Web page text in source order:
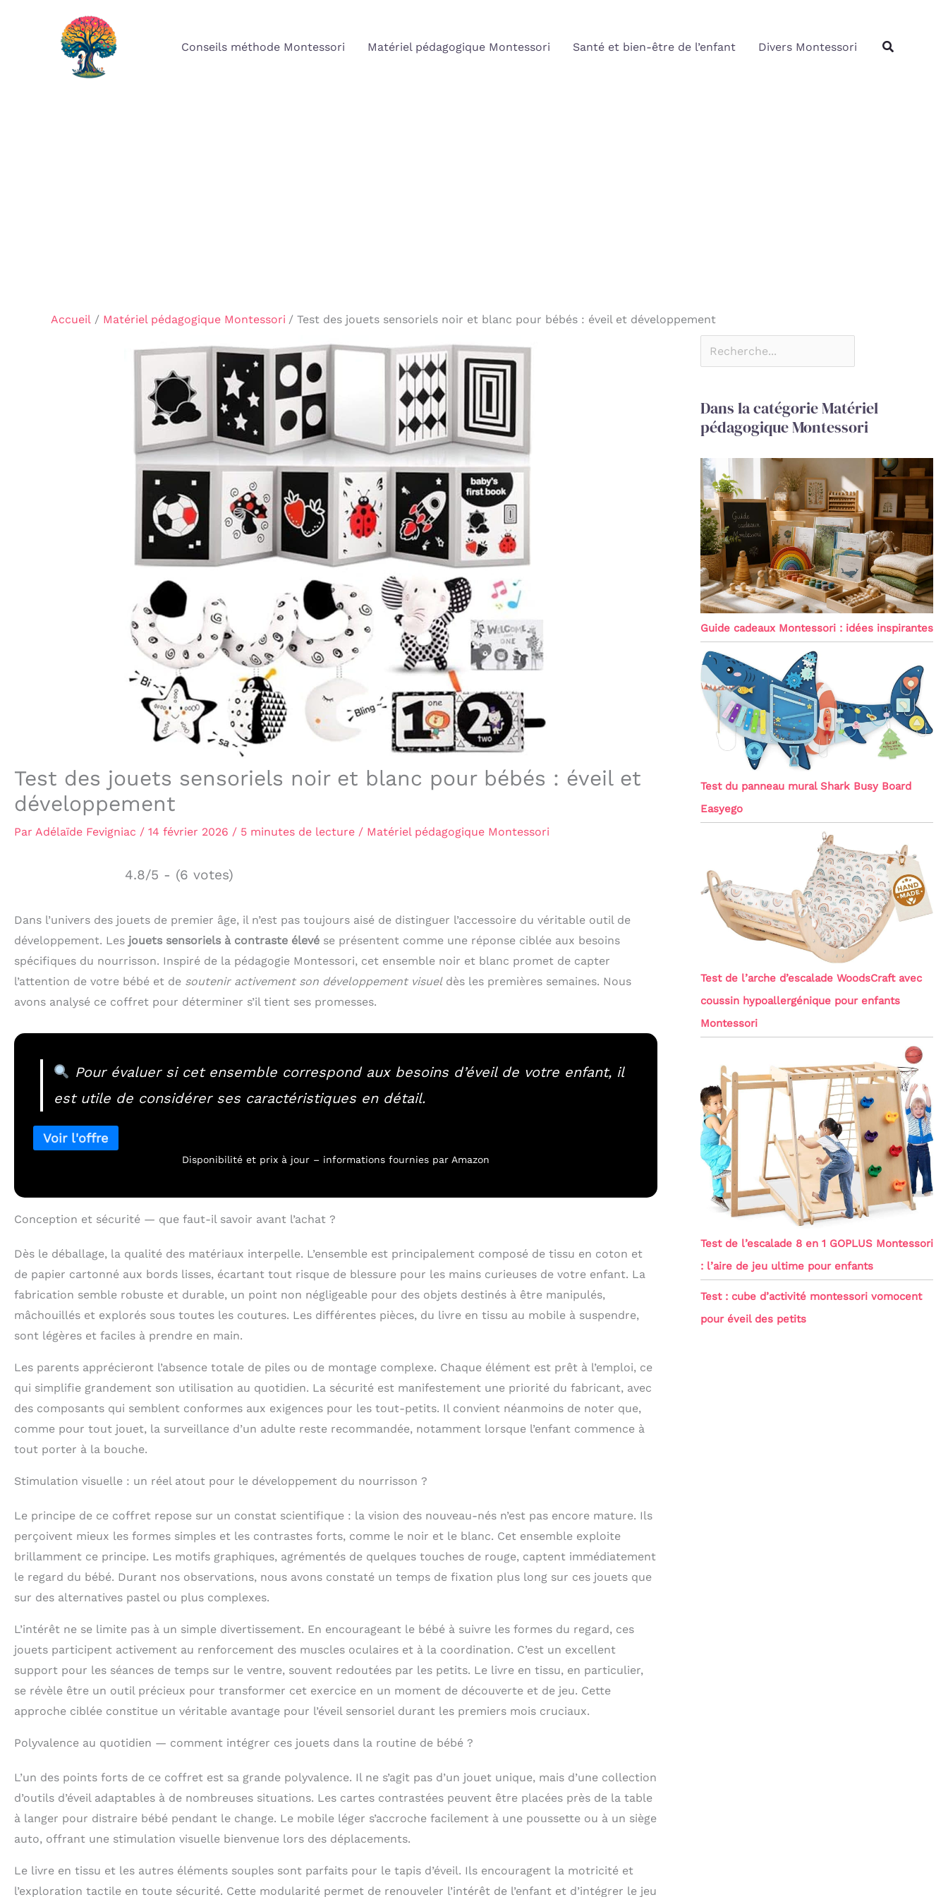
Conseils méthode Montessori Matériel pédagogique Montessori Santé et bien-être de l’enfant Divers Montessori
Accueil Matériel pédagogique Montessori Test des jouets sensoriels noir et blanc pour bébés : éveil et développement
Test des jouets sensoriels noir et blanc pour bébés : éveil et
développement
Par Adélaïde Fevigniac / 14 février 2026 / 5 minutes de lecture / Matériel pédagogique Montessori
4.8/5 - (6 votes)
Dans l’univers des jouets de premier âge, il n’est pas toujours aisé de distinguer l’accessoire du véritable outil de
développement. Les jouets sensoriels à contraste élevé se présentent comme une réponse ciblée aux besoins
spécifiques du nourrisson. Inspiré de la pédagogie Montessori, cet ensemble noir et blanc promet de capter
l’attention de votre bébé et de soutenir activement son développement visueldès les premières semaines. Nous
avons analysé ce coffret pour déterminer s’il tient ses promesses.
Pour évaluer si cet ensemble correspond aux besoins d’éveil de votre enfant, il
est utile de considérer ses caractéristiques en détail.
Disponibilité et prix à jour – informations fournies par Amazon
Conception et sécurité — que faut-il savoir avant l’achat ?
Dès le déballage, la qualité des matériaux interpelle. L’ensemble est principalement composé de tissu en coton et
de papier cartonné aux bords lisses, écartant tout risque de blessure pour les mains curieuses de votre enfant. La
fabrication semble robuste et durable, un point non négligeable pour des objets destinés à être manipulés,
mâchouillés et explorés sous toutes les coutures. Les différentes pièces, du livre en tissu au mobile à suspendre,
sont légères et faciles à prendre en main.
Les parents apprécieront l’absence totale de piles ou de montage complexe. Chaque élément est prêt à l’emploi, ce
qui simplifie grandement son utilisation au quotidien. La sécurité est manifestement une priorité du fabricant, avec
des composants qui semblent conformes aux exigences pour les tout-petits. Il convient néanmoins de noter que,
comme pour tout jouet, la surveillance d’un adulte reste recommandée, notamment lorsque l’enfant commence à
tout porter à la bouche.
Stimulation visuelle : un réel atout pour le développement du nourrisson ?
Le principe de ce coffret repose sur un constat scientifique : la vision des nouveau-nés n’est pas encore mature. Ils
perçoivent mieux les formes simples et les contrastes forts, comme le noir et le blanc. Cet ensemble exploite
brillamment ce principe. Les motifs graphiques, agrémentés de quelques touches de rouge, captent immédiatement
le regard du bébé. Durant nos observations, nous avons constaté un temps de fixation plus long sur ces jouets que
sur des alternatives pastel ou plus complexes.
L’intérêt ne se limite pas à un simple divertissement. En encourageant le bébé à suivre les formes du regard, ces
jouets participent activement au renforcement des muscles oculaires et à la coordination. C’est un excellent
support pour les séances de temps sur le ventre, souvent redoutées par les petits. Le livre en tissu, en particulier,
se révèle être un outil précieux pour transformer cet exercice en un moment de découverte et de jeu. Cette
approche ciblée constitue un véritable avantage pour l’éveil sensoriel durant les premiers mois cruciaux.
Polyvalence au quotidien — comment intégrer ces jouets dans la routine de bébé ?
L’un des points forts de ce coffret est sa grande polyvalence. Il ne s’agit pas d’un jouet unique, mais d’une collection
d’outils d’éveil adaptables à de nombreuses situations. Les cartes contrastées peuvent être placées près de la table
à langer pour distraire bébé pendant le change. Le mobile léger s’accroche facilement à une poussette ou à un siège
auto, offrant une stimulation visuelle bienvenue lors des déplacements.
Le livre en tissu et les autres éléments souples sont parfaits pour le tapis d’éveil. Ils encouragent la motricité et
l’exploration tactile en toute sécurité. Cette modularité permet de renouveler l’intérêt de l’enfant et d’intégrer le jeu
Dans la catégorie Matériel
pédagogique Montessori
Guide cadeaux Montessori : idées inspirantes
Test du panneau mural Shark Busy Board
Easyego
Test de l’arche d’escalade WoodsCraft avec
coussin hypoallergénique pour enfants
Montessori
Test de l’escalade 8 en 1 GOPLUS Montessori
: l’aire de jeu ultime pour enfants
Test : cube d’activité montessori vomocent
pour éveil des petits